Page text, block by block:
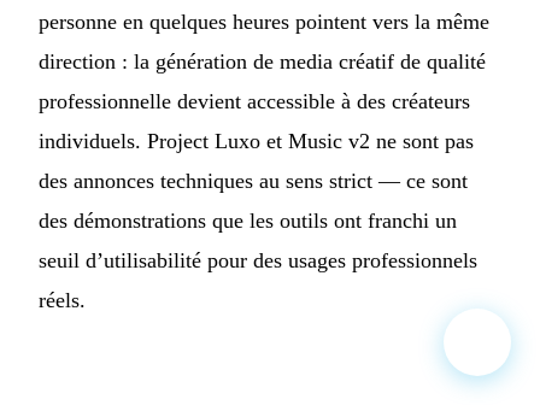
personne en quelques heures pointent vers la même
direction : la génération de media créatif de qualité
professionnelle devient accessible à des créateurs
individuels. Project Luxo et Music v2 ne sont pas
des annonces techniques au sens strict — ce sont
des démonstrations que les outils ont franchi un
seuil d’utilisabilité pour des usages professionnels
réels.